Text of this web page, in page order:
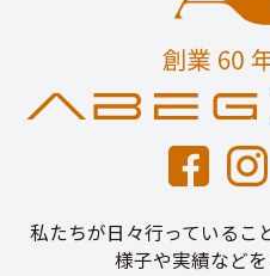
私たちが日々行っているこ
様子や実績など